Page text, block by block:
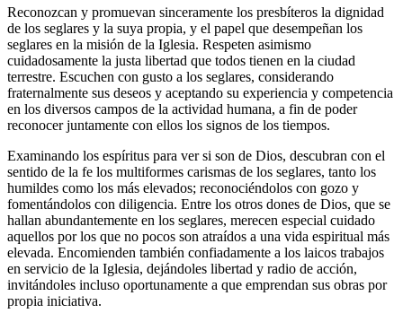
Reconozcan y promuevan sinceramente los presbíteros la dignidad
de los seglares y la suya propia, y el papel que desempeñan los
seglares en la misión de la Iglesia. Respeten asimismo
cuidadosamente la justa libertad que todos tienen en la ciudad
terrestre. Escuchen con gusto a los seglares, considerando
fraternalmente sus deseos y aceptando su experiencia y competencia
en los diversos campos de la actividad humana, a fin de poder
reconocer juntamente con ellos los signos de los tiempos.
Examinando los espíritus para ver si son de Dios, descubran con el
sentido de la fe los multiformes carismas de los seglares, tanto los
humildes como los más elevados; reconociéndolos con gozo y
fomentándolos con diligencia. Entre los otros dones de Dios, que se
hallan abundantemente en los seglares, merecen especial cuidado
aquellos por los que no pocos son atraídos a una vida espiritual más
elevada. Encomienden también confiadamente a los laicos trabajos
en servicio de la Iglesia, dejándoles libertad y radio de acción,
invitándoles incluso oportunamente a que emprendan sus obras por
propia iniciativa.